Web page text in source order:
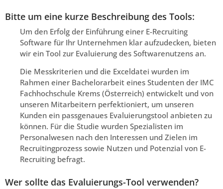
Bitte um eine kurze Beschreibung des Tools:
Um den Erfolg der Einführung einer E-Recruiting
Software für Ihr Unternehmen klar aufzudecken, bieten
wir ein Tool zur Evaluierung des Softwarenutzens an.
Die Messkriterien und die Exceldatei wurden im
Rahmen einer Bachelorarbeit eines Studenten der IMC
Fachhochschule Krems (Österreich) entwickelt und von
unseren Mitarbeitern perfektioniert, um unseren
Kunden ein passgenaues Evaluierungstool anbieten zu
können. Für die Studie wurden Spezialisten im
Personalwesen nach den Interessen und Zielen im
Recruitingprozess sowie Nutzen und Potenzial von E-
Recruiting befragt.
Wer sollte das Evaluierungs-Tool verwenden?